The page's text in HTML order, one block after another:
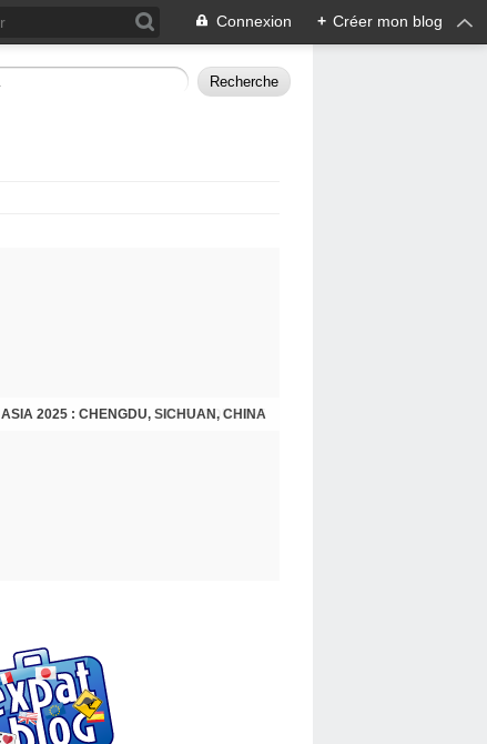
Connexion + Créer mon blog
ASIA 2025 : CHENGDU, SICHUAN, CHINA
CHENGDU 2025